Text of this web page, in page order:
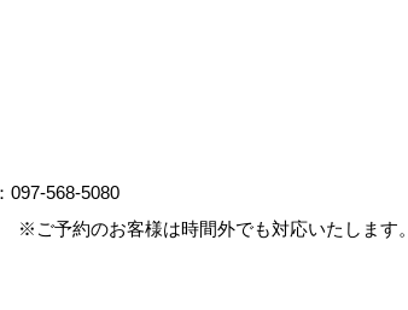
097-568-5080
※ご予約のお客様は時間外でも対応いたします。